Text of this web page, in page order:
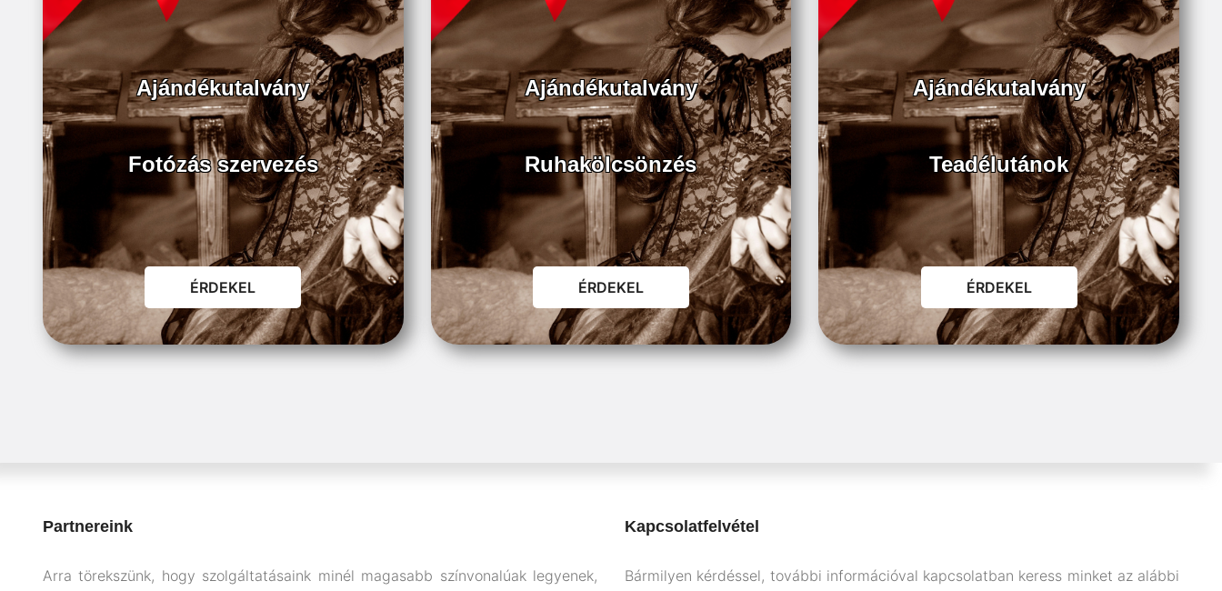
Ajándékutalvány
Fotózás szervezés
ÉRDEKEL
Ajándékutalvány
Ruhakölcsönzés
ÉRDEKEL
Ajándékutalvány
Teadélutánok
ÉRDEKEL
Partnereink
Arra törekszünk, hogy szolgáltatásaink minél magasabb színvonalúak legyenek,
Kapcsolatfelvétel
Bármilyen kérdéssel, további információval kapcsolatban keress minket az alábbi